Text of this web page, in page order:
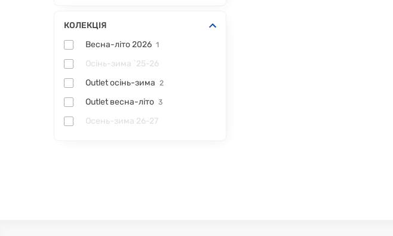
КОЛЕКЦІЯ
Весна-літо 2026 1
Осінь-зима `25-26
Outlet осінь-зима 2
Outlet весна-літо 3
Осень-зима 26-27